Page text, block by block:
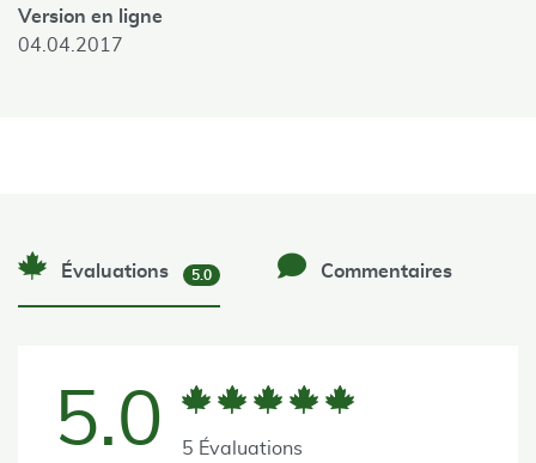
Version en ligne
04.04.2017
Évaluations 5.0 Commentaires
5.0 5 Évaluations